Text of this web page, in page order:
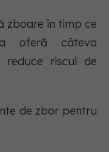
zboare în timp ce
oferă câteva
reduce riscul de
de zbor pentru